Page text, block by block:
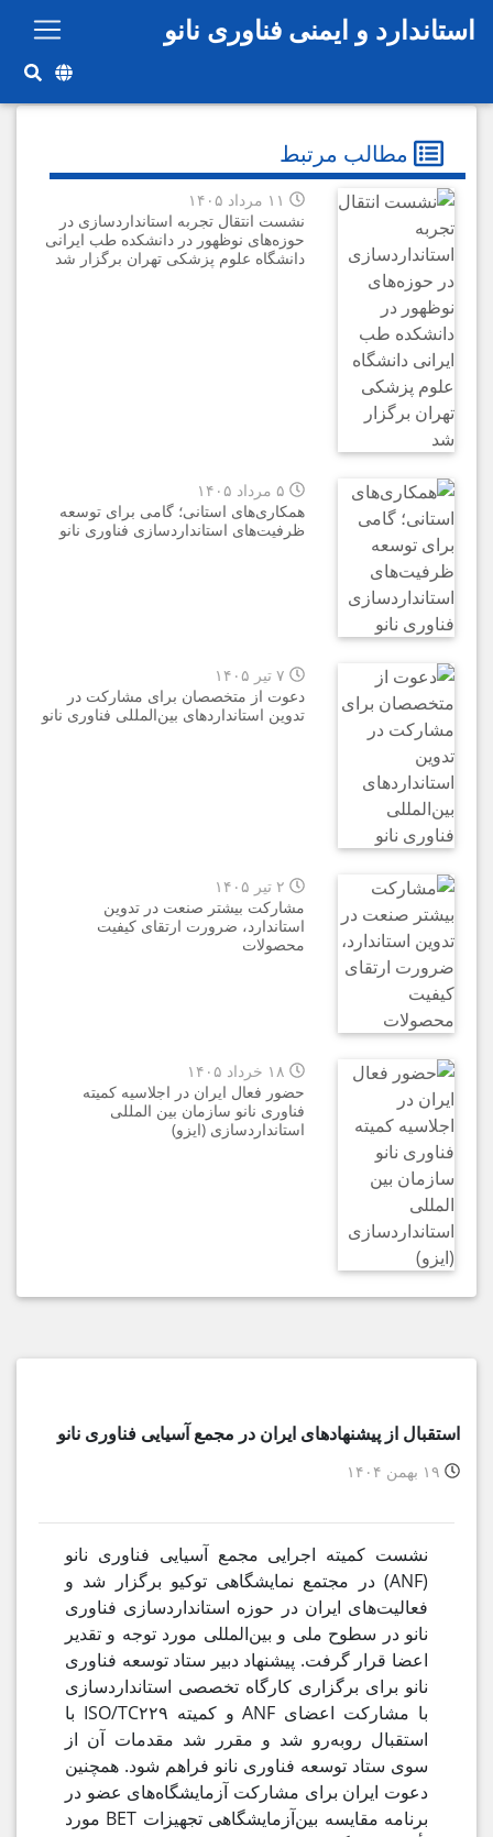
رفتن به محتوای اصلی
استاندارد و ایمنی فناوری نانو
مطالب مرتبط
نشست انتقال تجربه استانداردسازی در
حوزه‌های نوظهور در دانشکده طب ایرانی
دانشگاه علوم پزشکی تهران برگزار شد
همکاری‌های استانی؛ گامی برای توسعه
ظرفیت‌های استانداردسازی فناوری نانو
دعوت از متخصصان برای مشارکت در
تدوین استانداردهای بین‌المللی فناوری نانو
مشارکت بیشتر صنعت در تدوین
استاندارد، ضرورت ارتقای کیفیت
محصولات
حضور فعال ایران در اجلاسیه کمیته
فناوری نانو سازمان بین المللی
استانداردسازی (ایزو)
استقبال از پیشنهادهای ایران در مجمع آسیایی فناوری نانو
نشست کمیته اجرایی مجمع آسیایی فناوری نانو
(ANF) در مجتمع نمایشگاهی توکیو برگزار شد و
فعالیت‌های ایران در حوزه استانداردسازی فناوری
نانو در سطوح ملی و بین‌المللی مورد توجه و تقدیر
اعضا قرار گرفت. پیشنهاد دبیر ستاد توسعه فناوری
نانو برای برگزاری کارگاه تخصصی استانداردسازی
با مشارکت اعضای ANF و کمیته ISO/TC۲۲۹ با
استقبال روبه‌رو شد و مقرر شد مقدمات آن از
سوی ستاد توسعه فناوری نانو فراهم شود. همچنین
دعوت ایران برای مشارکت آزمایشگاه‌های عضو در
برنامه مقایسه بین‌آزمایشگاهی تجهیزات BET مورد